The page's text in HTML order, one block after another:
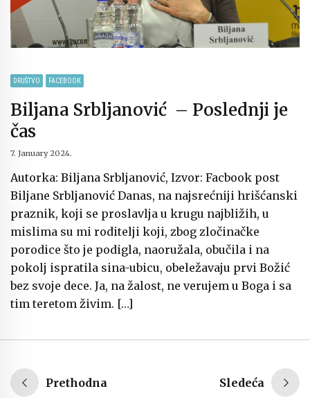
DRUŠTVO FACEBOOK
Biljana Srbljanović – Poslednji je
čas
7. January 2024.
Autorka: Biljana Srbljanović, Izvor: Facbook post
Biljane Srbljanović Danas, na najsrećniji hrišćanski
praznik, koji se proslavlja u krugu najbližih, u
mislima su mi roditelji koji, zbog zločinačke
porodice što je podigla, naoružala, obučila i na
pokolj ispratila sina-ubicu, obeležavaju prvi Božić
bez svoje dece. Ja, na žalost, ne verujem u Boga i sa
tim teretom živim. […]